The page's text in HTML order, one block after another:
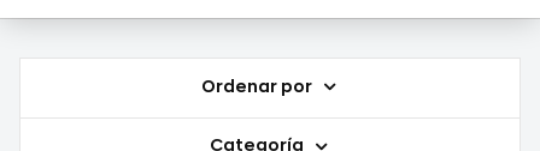
Ordenar por
Categoría